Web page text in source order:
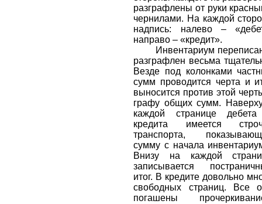
разграфлены от руки
чернилами. На каждой
надпись: налево –
направо – «кредит».
Инвентариум
разграфлен весьма
Везде под колонками
сумм проводится черта и
выносится против этой
графу общих сумм.
каждой странице
кредита имеется
транспорта,
сумму с начала
Внизу на каждой
записывается
итог. В кредите довольно
свободных страниц. Все
погашены